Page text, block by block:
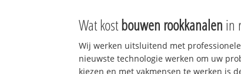
Wat kostbouwen rookkanalen in
Wij werken uitsluitend met
nieuwste technologie werken om uw
kiezen en met vakmensen te werken is